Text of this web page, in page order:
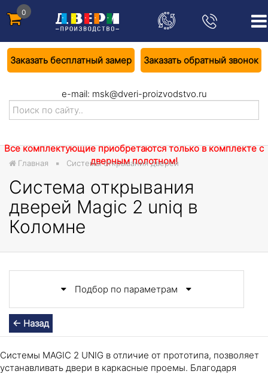
0
Заказать бесплатный замер Заказать обратный звонок
e-mail: msk@dveri-proizvodstvo.ru
Все комплектующие приобретаются только в комплекте с
дверным полотном!
Главная Системы открывания дверей
Система открывания
дверей Magic 2 uniq в
Коломне
Подбор по параметрам
← Назад
Системы MAGIC 2 UNIG в отличие от прототипа, позволяет
устанавливать двери в каркасные проемы. Благодаря